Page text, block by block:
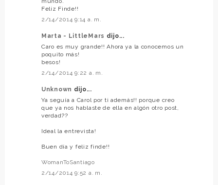
Feliz Finde!!
2/14/2014 9:14 a. m.
Marta - LittleMars dijo...
Caro es muy grande!! Ahora ya la conocemos un
poquito más!
besos!
2/14/2014 9:22 a. m.
Unknown dijo...
Ya seguía a Carol por ti además!! porque creo
que ya nos hablaste de ella en algón otro post,
verdad??
Ideal la entrevista!
Buen día y feliz finde!!
WomanToSantiago
2/14/2014 9:52 a. m.